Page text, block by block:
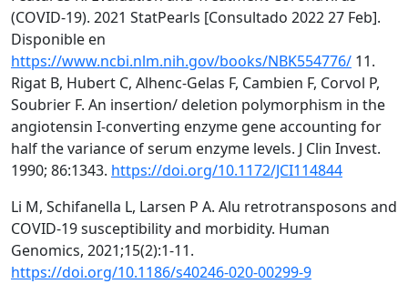
(COVID-19). 2021 StatPearls [Consultado 2022 27 Feb].
Disponible en
https://www.ncbi.nlm.nih.gov/books/NBK554776/ 11.
Rigat B, Hubert C, Alhenc-Gelas F, Cambien F, Corvol P,
Soubrier F. An insertion/ deletion polymorphism in the
angiotensin I-converting enzyme gene accounting for
half the variance of serum enzyme levels. J Clin Invest.
1990; 86:1343. https://doi.org/10.1172/JCI114844
Li M, Schifanella L, Larsen P A. Alu retrotransposons and
COVID-19 susceptibility and morbidity. Human
Genomics, 2021;15(2):1-11.
https://doi.org/10.1186/s40246-020-00299-9